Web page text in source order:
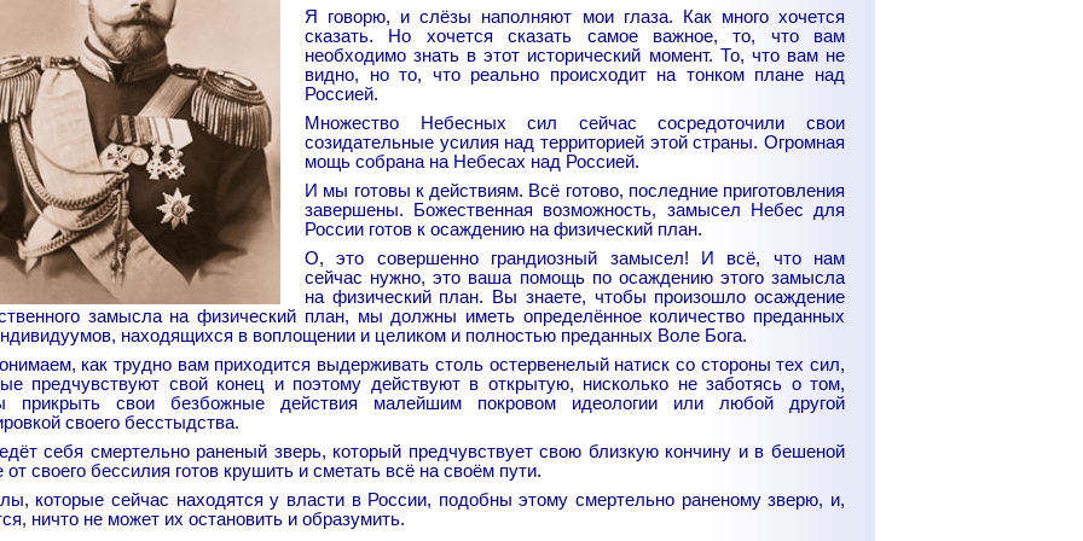
Я говорю, и слёзы наполняют мои глаза. Как много хочется
сказать. Но хочется сказать самое важное, то, что вам
необходимо знать в этот исторический момент. То, что вам не
видно, но то, что реально происходит на тонком плане над
Россией.
Множество Небесных сил сейчас сосредоточили свои
созидательные усилия над территорией этой страны. Огромная
мощь собрана на Небесах над Россией.
И мы готовы к действиям. Всё готово, последние приготовления
завершены. Божественная возможность, замысел Небес для
России готов к осаждению на физический план.
О, это совершенно грандиозный замысел! И всё, что нам
сейчас нужно, это ваша помощь по осаждению этого замысла
на физический план. Вы знаете, чтобы произошло осаждение
замысла на физический план, мы должны иметь определённое количество преданных
находящихся в воплощении и целиком и полностью преданных Воле Бога.
как трудно вам приходится выдерживать столь остервенелый натиск со стороны тех сил,
предчувствуют свой конец и поэтому действуют в открытую, нисколько не заботясь о том,
прикрыть свои безбожные действия малейшим покровом идеологии или любой другой
своего бесстыдства.
себя смертельно раненый зверь, который предчувствует свою близкую кончину и в бешеной
от своего бессилия готов крушить и сметать всё на своём пути.
которые сейчас находятся у власти в России, подобны этому смертельно раненому зверю, и,
ничто не может их остановить и образумить.